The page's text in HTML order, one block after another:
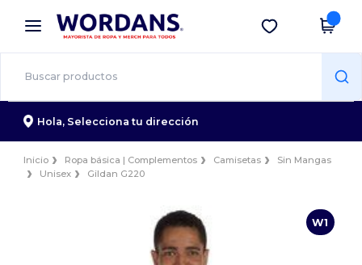
× App de Wordans
¡Mejores precios en app!
Descargar app
Hola, Selecciona tu dirección
Inicio Ropa básica | Complementos Camisetas
Sin Mangas
Unisex
Gildan G220
W1